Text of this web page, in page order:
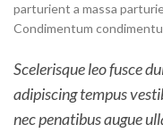
parturient a massa
Condimentum
Scelerisque leo fusce
adipiscing tempus
nec penatibus augue